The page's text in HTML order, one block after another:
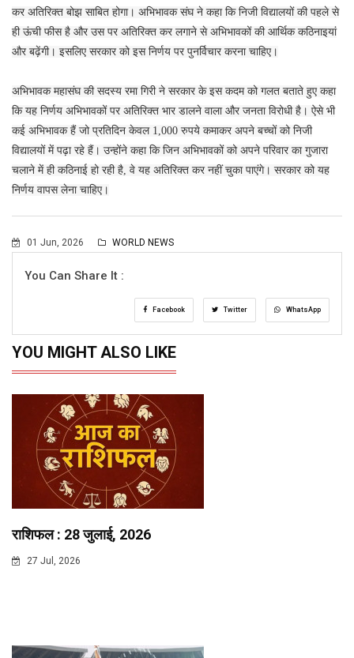
कर अतिरिक्त बोझ साबित होगा। अभिभावक संघ ने कहा कि निजी विद्यालयों की पहले से
ही ऊंची फीस है और उस पर अतिरिक्त कर लगाने से अभिभावकों की आर्थिक कठिनाइयां
और बढ़ेंगी। इसलिए सरकार को इस निर्णय पर पुनर्विचार करना चाहिए।
अभिभावक महासंघ की सदस्य रमा गिरी ने सरकार के इस कदम को गलत बताते हुए कहा
कि यह निर्णय अभिभावकों पर अतिरिक्त भार डालने वाला और जनता विरोधी है। ऐसे भी
कई अभिभावक हैं जो प्रतिदिन केवल 1,000 रुपये कमाकर अपने बच्चों को निजी
विद्यालयों में पढ़ा रहे हैं। उन्होंने कहा कि जिन अभिभावकों को अपने परिवार का गुजारा
चलाने में ही कठिनाई हो रही है, वे यह अतिरिक्त कर नहीं चुका पाएंगे। सरकार को यह
निर्णय वापस लेना चाहिए।
01 Jun, 2026 WORLD NEWS
You Can Share It :
Facebook Twitter WhatsApp
YOU MIGHT ALSO LIKE
राशिफल : 28 जुलाई, 2026
27 Jul, 2026